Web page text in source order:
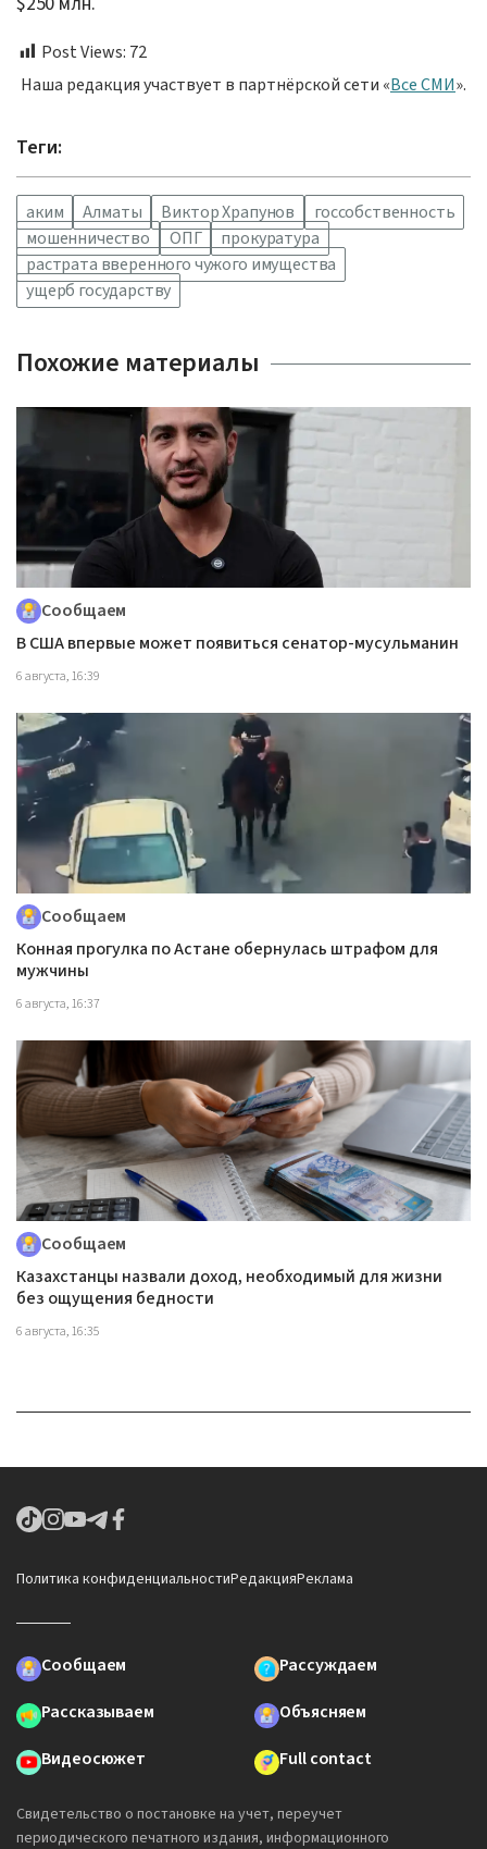
Post Views: 72
Наша редакция участвует в партнёрской сети «Все СМИ».
Теги:
аким Алматы Виктор Храпунов
госсобственность
мошенничество
ОПГ
прокуратура
растрата вверенного чужого имущества
ущерб государству
Похожие материалы
Сообщаем
В США впервые может появиться сенатор-мусульманин
6 августа, 16:39
Сообщаем
Конная прогулка по Астане обернулась штрафом для
мужчины
6 августа, 16:37
Сообщаем
Казахстанцы назвали доход, необходимый для жизни
без ощущения бедности
6 августа, 16:35
Политика конфиденциальностиРедакцияРеклама
Сообщаем
Рассуждаем
Рассказываем
Объясняем
Видеосюжет
Full contact
Свидетельство о постановке на учет, переучет
периодического печатного издания, информационного